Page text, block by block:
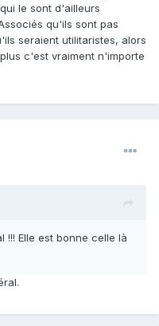
le sont d'ailleurs
qu'ils sont pas
seraient utilitaristes, alors
c'est vraiment n'importe
!!! Elle est bonne celle là